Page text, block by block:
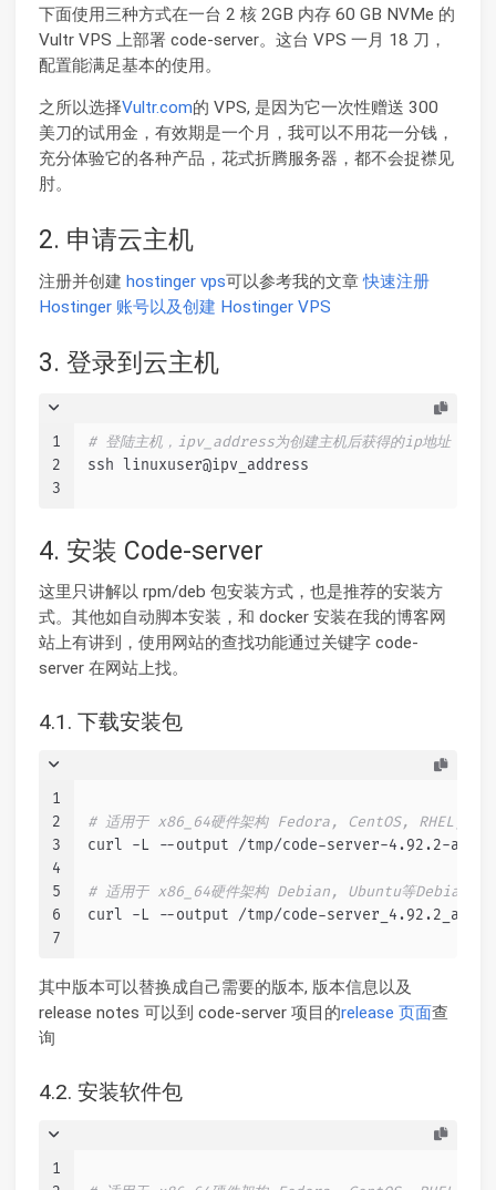
下面使用三种方式在一台 2 核 2GB 内存 60 GB NVMe 的
Vultr VPS 上部署 code-server。这台 VPS 一月 18 刀，
配置能满足基本的使用。
之所以选择Vultr.com的 VPS, 是因为它一次性赠送 300
美刀的试用金，有效期是一个月，我可以不用花一分钱，
充分体验它的各种产品，花式折腾服务器，都不会捉襟见
肘。
2. 申请云主机
注册并创建 hostinger vps可以参考我的文章快速注册
Hostinger 账号以及创建 Hostinger VPS
3. 登录到云主机
1
2
3
# 登陆主机，ipv_address为创建主机后获得的ip地址
ssh linuxuser@ipv_address
4. 安装 Code-server
这里只讲解以 rpm/deb 包安装方式，也是推荐的安装方
式。其他如自动脚本安装，和 docker 安装在我的博客网
站上有讲到，使用网站的查找功能通过关键字 code-
server 在网站上找。
4.1. 下载安装包
1
2
3
4
5
6
7
# 适用于 x86_64硬件架构 Fedora, CentOS, RHEL,
curl -L --output /tmp/code-server-4.92.2-
# 适用于 x86_64硬件架构 Debian, Ubuntu等Debian系列
curl -L --output /tmp/code-
其中版本可以替换成自己需要的版本, 版本信息以及
release notes 可以到 code-server 项目的release 页面查
询
4.2. 安装软件包
1